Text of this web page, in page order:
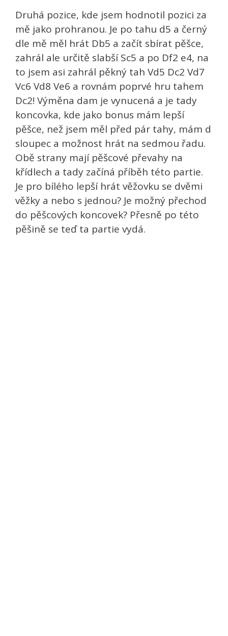
Druhá pozice, kde jsem hodnotil pozici za
mě jako prohranou. Je po tahu d5 a černý
dle mě měl hrát Db5 a začít sbírat pěšce,
zahrál ale určitě slabší Sc5 a po Df2 e4, na
to jsem asi zahrál pěkný tah Vd5 Dc2 Vd7
Vc6 Vd8 Ve6 a rovnám poprvé hru tahem
Dc2! Výměna dam je vynucená a je tady
koncovka, kde jako bonus mám lepší
pěšce, než jsem měl před pár tahy, mám d
sloupec a možnost hrát na sedmou řadu.
Obě strany mají pěšcové převahy na
křídlech a tady začíná příběh této partie.
Je pro bílého lepší hrát věžovku se dvěmi
věžky a nebo s jednou? Je možný přechod
do pěšcových koncovek? Přesně po této
pěšině se teď ta partie vydá.